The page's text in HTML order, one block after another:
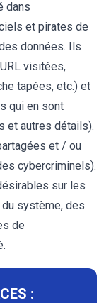
dans
et pirates de
données. Ils
visitées,
tapées, etc.) et
qui en sont
et autres détails).
et / ou
cybercriminels).
sur les
système, des
de
: